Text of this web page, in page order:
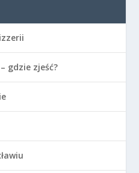
gdzie zjeść?